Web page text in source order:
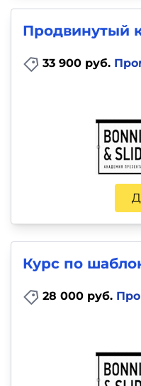
Продвинутый
33 900 руб.
Курс по
28 000 руб.